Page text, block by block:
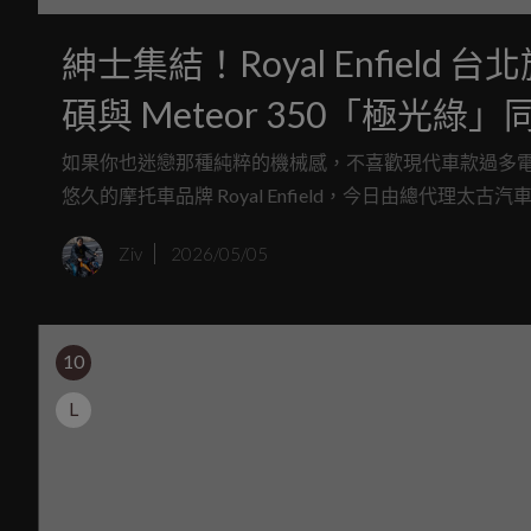
紳士集結！Royal Enfield 台
碩與 Meteor 350「極光綠」
如果你也迷戀那種純粹的機械感，不喜歡現代車款過
悠久的摩托車品牌 Royal Enfield，今日由總代理太古
充滿溫度的機械避風港。
Ziv 2026/05/05
10
L